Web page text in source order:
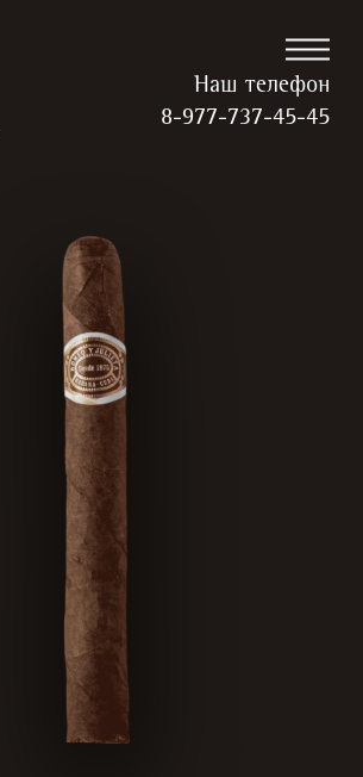
Наш телефон
8-977-737-45-45